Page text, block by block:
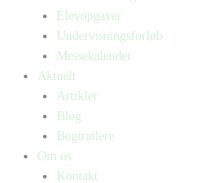
Elevopgaver
Undervisningsforløb
Messekalender
Aktuelt
Artikler
Blog
Bogtrailere
Om os
Kontakt